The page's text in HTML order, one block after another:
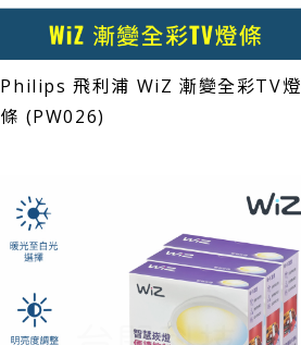
Philips 飛利浦 WiZ 漸變全彩TV燈
條 (PW026)